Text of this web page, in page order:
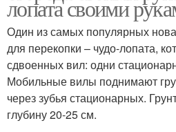
лопата своими
Один из самых популярных
для перекопки – чудо-лопата,
сдвоенных вил: одни
Мобильные вилы поднимают
через зубья стационарных.
глубину 20-25 см.